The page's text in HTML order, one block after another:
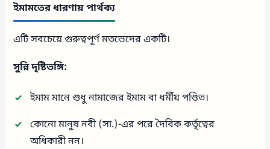
ইমামতের ধারণায় পার্থক্য
এটি সবচেয়ে গুরুত্বপূর্ণ মতভেদের একটি।
সুন্নি দৃষ্টিভঙ্গি:
ইমাম মানে শুধু নামাজের ইমাম বা ধর্মীয় পণ্ডিত।
কোনো মানুষ নবী (সা.)-এর পরে দৈবিক কর্তৃত্বের
অধিকারী নন।